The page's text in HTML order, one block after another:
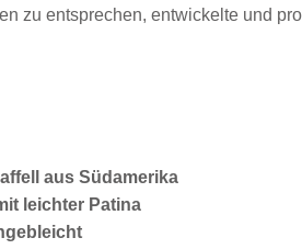
zu entsprechen, entwickelte und
aus Südamerika
leichter Patina